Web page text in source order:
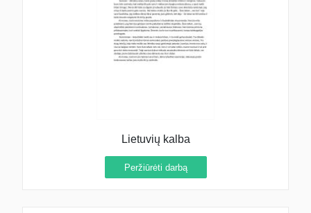
Lietuvių kalba
Peržiūrėti darbą